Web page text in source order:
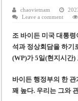
호찌민시, 올해 국경절
호찌민 Đá Đỏ 수로 정비
미 국방부, 육군 참모총
조세심판원, 배우 유연
chaovietnam
Leave a comment
조 바이든 미국 대통
석과 정상회담을 하기
(WP)가 5일(현지시간)
바이든 행정부의 한
꽤 높다. 우리는 그와